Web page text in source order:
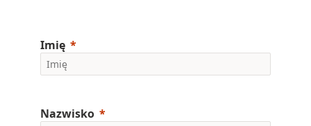
Imię
Nazwisko